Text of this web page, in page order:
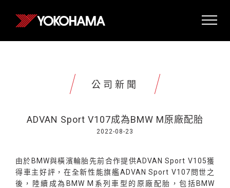
公司新聞
ADVAN Sport V107成為BMW M原廠配胎
2022-08-23
由於BMW與橫濱輪胎先前合作提供ADVAN Sport V105獲
得車主好評，在全新性能旗艦ADVAN Sport V107問世之
後，陸續成為BMW M系列車型的原廠配胎，包括BMW